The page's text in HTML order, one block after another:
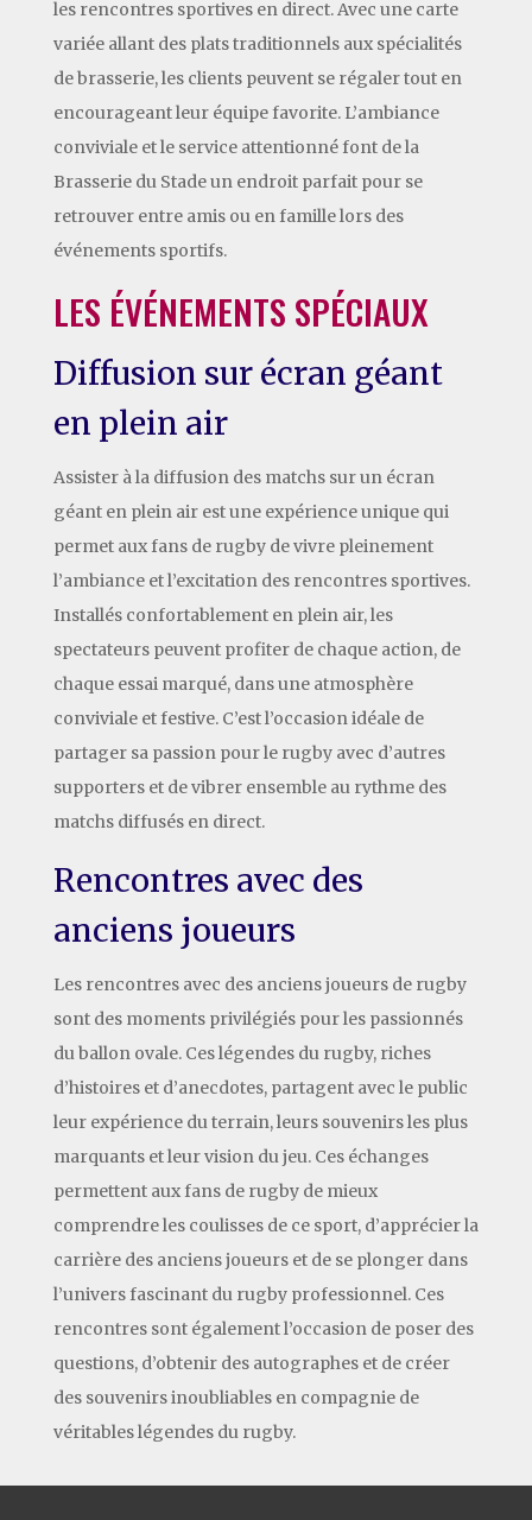
les rencontres sportives en direct. Avec une carte
variée allant des plats traditionnels aux spécialités
de brasserie, les clients peuvent se régaler tout en
encourageant leur équipe favorite. L’ambiance
conviviale et le service attentionné font de la
Brasserie du Stade un endroit parfait pour se
retrouver entre amis ou en famille lors des
événements sportifs.
LES ÉVÉNEMENTS SPÉCIAUX
Diffusion sur écran géant
en plein air
Assister à la diffusion des matchs sur un écran
géant en plein air est une expérience unique qui
permet aux fans de rugby de vivre pleinement
l’ambiance et l’excitation des rencontres sportives.
Installés confortablement en plein air, les
spectateurs peuvent profiter de chaque action, de
chaque essai marqué, dans une atmosphère
conviviale et festive. C’est l’occasion idéale de
partager sa passion pour le rugby avec d’autres
supporters et de vibrer ensemble au rythme des
matchs diffusés en direct.
Rencontres avec des
anciens joueurs
Les rencontres avec des anciens joueurs de rugby
sont des moments privilégiés pour les passionnés
du ballon ovale. Ces légendes du rugby, riches
d’histoires et d’anecdotes, partagent avec le public
leur expérience du terrain, leurs souvenirs les plus
marquants et leur vision du jeu. Ces échanges
permettent aux fans de rugby de mieux
comprendre les coulisses de ce sport, d’apprécier la
carrière des anciens joueurs et de se plonger dans
l’univers fascinant du rugby professionnel. Ces
rencontres sont également l’occasion de poser des
questions, d’obtenir des autographes et de créer
des souvenirs inoubliables en compagnie de
véritables légendes du rugby.